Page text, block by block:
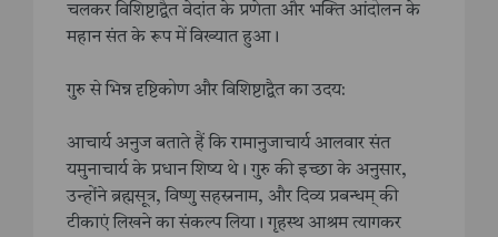
चलकर विशिष्टाद्वैत वेदांत के प्रणेता और भक्ति आंदोलन के
महान संत के रूप में विख्यात हुआ।
गुरु से भिन्न दृष्टिकोण और विशिष्टाद्वैत का उदय:
आचार्य अनुज बताते हैं कि रामानुजाचार्य आलवार संत
यमुनाचार्य के प्रधान शिष्य थे। गुरु की इच्छा के अनुसार,
उन्होंने ब्रह्मसूत्र, विष्णु सहस्रनाम, और दिव्य प्रबन्धम् की
टीकाएं लिखने का संकल्प लिया। गृहस्थ आश्रम त्यागकर